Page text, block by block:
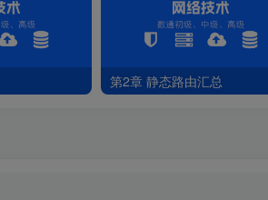
第2章 静态路由汇总